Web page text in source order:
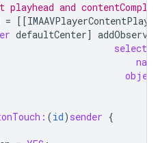
and
= [[
defaultCenter] addObserver
selector
name
object
(id) sender {